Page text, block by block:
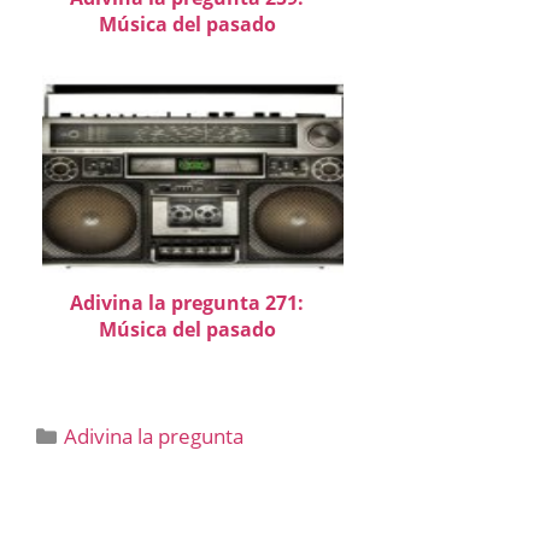
Música del pasado
Adivina la pregunta 271:
Música del pasado
Categorías
Adivina la pregunta